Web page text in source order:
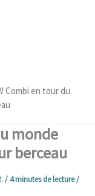
Combi en tour du
monde
berceau
/4 minutes de lecture/